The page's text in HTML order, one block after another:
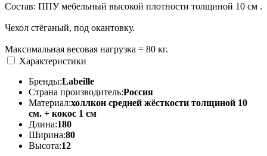
Состав: ППУ мебельный высокой плотности толщиной 10 см .
Чехол стёганый, под окантовку.
Максимальная весовая нагрузка = 80 кг.
Характеристики
Бренды:Labeille
Страна производитель:Россия
Материал:холлкон средней жёсткости толщиной 10
см. + кокос 1 см
Длина:180
Ширина:80
Высота:12